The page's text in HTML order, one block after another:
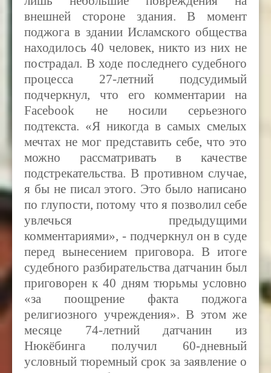
внешней стороне здания. В момент
поджога в здании Исламского общества
находилось 40 человек, никто из них не
пострадал. В ходе последнего судебного
процесса 27-летний подсудимый
подчеркнул, что его комментарии на
Facebook не носили серьезного
подтекста. «Я никогда в самых смелых
мечтах не мог представить себе, что это
можно рассматривать в качестве
подстрекательства. В противном случае,
я бы не писал этого. Это было написано
по глупости, потому что я позволил себе
увлечься предыдущими
комментариями», - подчеркнул он в суде
перед вынесением приговора. В итоге
судебного разбирательства датчанин был
приговорен к 40 дням тюрьмы условно
«за поощрение факта поджога
религиозного учреждения». В этом же
месяце 74-летний датчанин из
Нюкёбинга получил 60-дневный
условный тюремный срок за заявление о